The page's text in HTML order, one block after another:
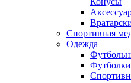
Спортивная
Одежда
Футболки